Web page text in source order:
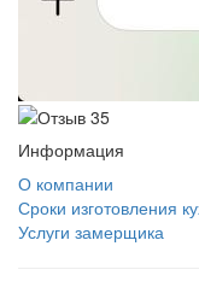
Информация
О компании
Сроки изготовления
Услуги замерщика